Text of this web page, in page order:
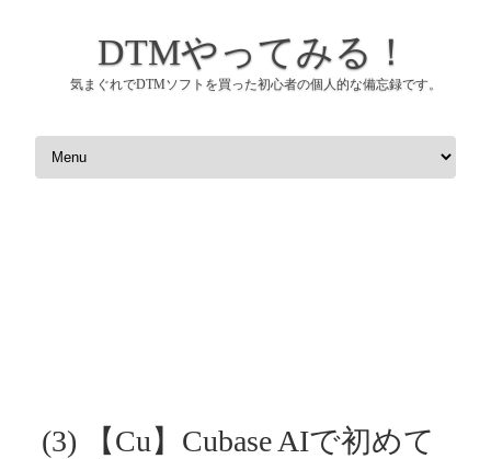
DTMやってみる！
気まぐれでDTMソフトを買った初心者の個人的な備忘録です。
コンテンツへスキップ
(3) 【Cu】Cubase AIで初めて